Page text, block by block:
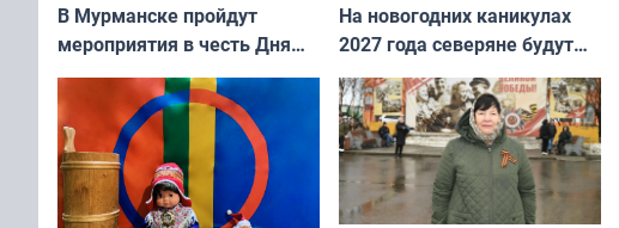
В Мурманске пройдут
мероприятия в честь Дня
физкультурника
На новогодних каникулах
2027 года северяне будут
отдыхать 11 дней